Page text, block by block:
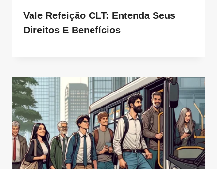
Vale Refeição CLT: Entenda Seus
Direitos E Benefícios